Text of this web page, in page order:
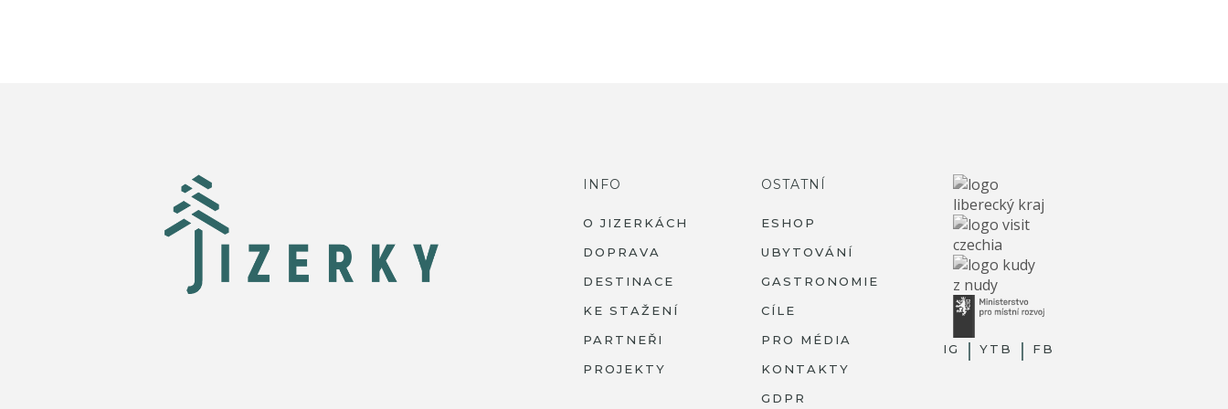
INFO
O JIZERKÁCH
DOPRAVA
DESTINACE
KE STAŽENÍ
PARTNEŘI
PROJEKTY
OSTATNÍ
ESHOP
UBYTOVÁNÍ
GASTRONOMIE
CÍLE
PRO MÉDIA
KONTAKTY
GDPR
IG YTB FB